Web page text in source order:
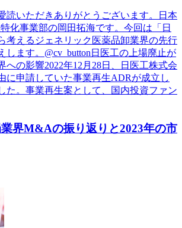
読いただきありがとうございます。日本
化事業部の岡田拓海です。今回は「日
考えるジェネリック医薬品卸業界の先行
します。@cv_button日医工の上場廃止が
への影響2022年12月28日、日医工株式会
に申請していた事業再生ADRが成立し
た。事業再生案として、国内投資ファン
界M&Aの振り返りと2023年の市